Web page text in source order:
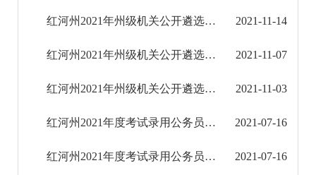
重大建设项目信息公开
征地信息公开
国有土地上房屋征收补偿信息公开
红河州教育信息公开
医疗卫生机构信息公开
红河州2021年州级机关公开遴选公务员面试成绩及进入考察人选名单公告 2021-11-14
红河州2021年州级机关公开遴选公务员面试公告 2021-11-07
红河州2021年州级机关公开遴选公务员笔试成绩公告 2021-11-03
红河州2021年度考试录用公务员拟录用人员公示 2021-07-16
红河州2021年度考试录用公务员拟录用人员公示 2021-07-16